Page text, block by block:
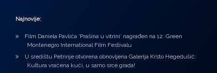
Najnovije:
Film Daniela Pavlića ‘Prašina u vitrini’ nagrađen na 12. Green
Montenegro International Film Festivalu
U središtu Petrinje otvorena obnovljena Galerija Krsto Hegedušić:
Kultura vraćena kući, u samo srce grada!